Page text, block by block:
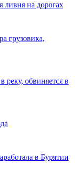
ливня на дорогах
грузовика,
реку, обвиняется в
в Бурятии